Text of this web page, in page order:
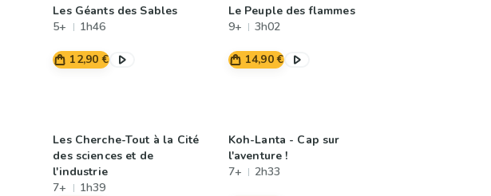
Les Géants des Sables
5+
1h46
12,90 €
Le Peuple des flammes
9+
3h02
14,90 €
Les Cherche-Tout à la Cité
des sciences et de
l'industrie
7+
1h39
Koh-Lanta - Cap sur
l'aventure !
7+
2h33